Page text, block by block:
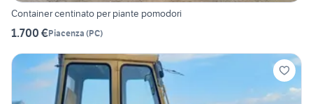
Container centinato per piante pomodori
1.700 €Piacenza (PC)